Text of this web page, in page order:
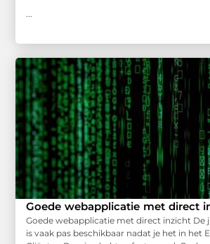
...
Goede webapplicatie met direct
Goede webapplicatie met direct inzicht De
is vaak pas beschikbaar nadat je het in het